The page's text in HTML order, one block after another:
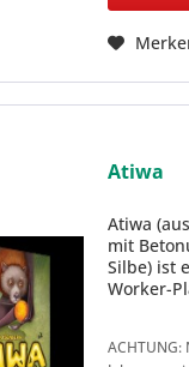
Atiwa
Atiwa
mit
Silbe) ist
Worker-
von